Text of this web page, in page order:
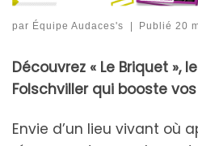
par Équipe Audaces's | Publié20
Découvrez « Le Briquet »,
Folschviller qui booste
Envie d’un lieu vivant où